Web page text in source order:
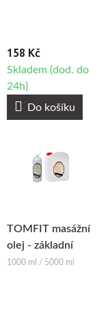
158 Kč
Skladem (dod. do
24h)
Do košíku
TOMFIT masážní
olej - základní
1000 ml / 5000 ml